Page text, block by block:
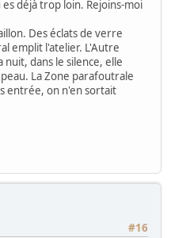
déjà trop loin. Rejoins-moi
Des éclats de verre
emplit l'atelier. L'Autre
dans le silence, elle
La Zone parafoutrale
entrée, on n'en sortait
#16